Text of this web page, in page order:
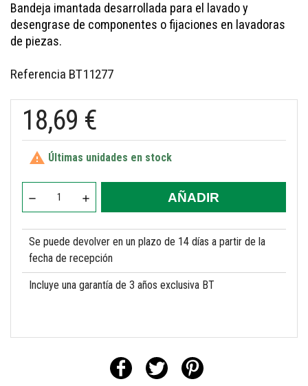
Bandeja imantada desarrollada para el lavado y
desengrase de componentes o fijaciones en lavadoras
de piezas.
Referencia BT11277
18,69 €
 Últimas unidades en stock
AÑADIR
Se puede devolver en un plazo de 14 días a partir de la
fecha de recepción
Incluye una garantía de 3 años exclusiva BT